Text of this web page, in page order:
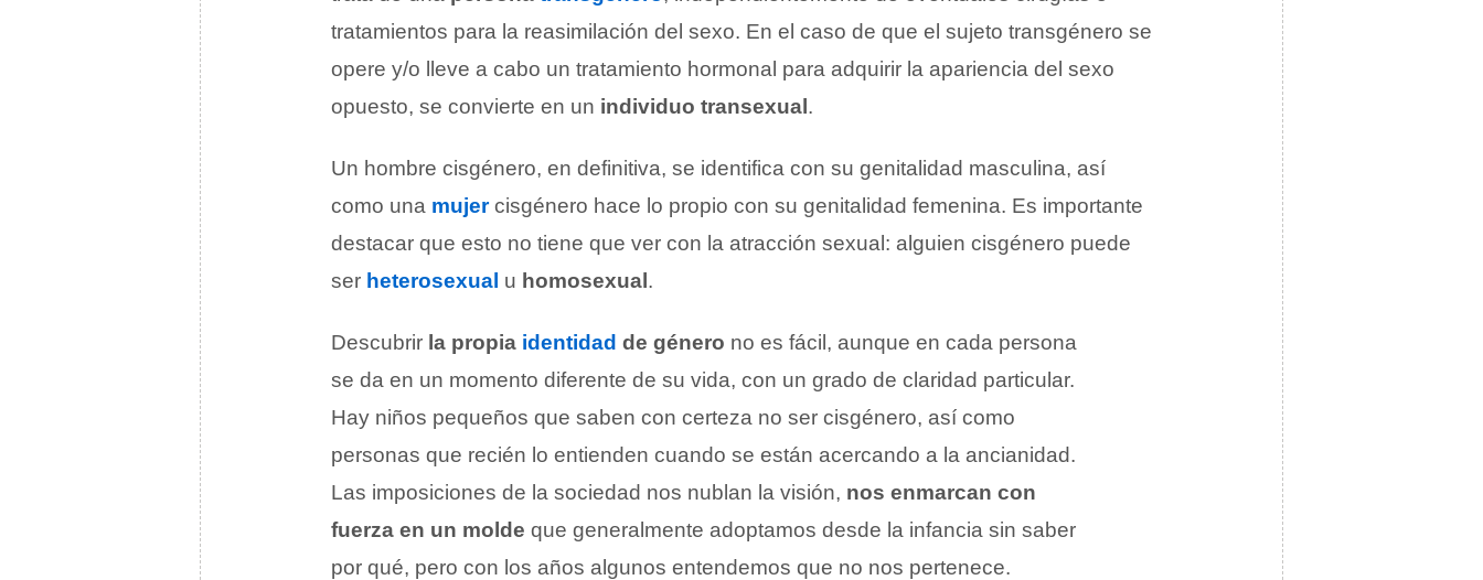
tratamientos para la reasimilación del sexo. En el caso de que el sujeto transgénero se
opere y/o lleve a cabo un tratamiento hormonal para adquirir la apariencia del sexo
opuesto, se convierte en un individuo transexual.
Un hombre cisgénero, en definitiva, se identifica con su genitalidad masculina, así
como una mujercisgénero hace lo propio con su genitalidad femenina. Es importante
destacar que esto no tiene que ver con la atracción sexual: alguien cisgénero puede
ser heterosexual u homosexual.
Descubrir la propia identidad de género no es fácil, aunque en cada persona
se da en un momento diferente de su vida, con un grado de claridad particular.
Hay niños pequeños que saben con certeza no ser cisgénero, así como
personas que recién lo entienden cuando se están acercando a la ancianidad.
Las imposiciones de la sociedad nos nublan la visión, nos enmarcan con
fuerza en un molde que generalmente adoptamos desde la infancia sin saber
por qué, pero con los años algunos entendemos que no nos pertenece.